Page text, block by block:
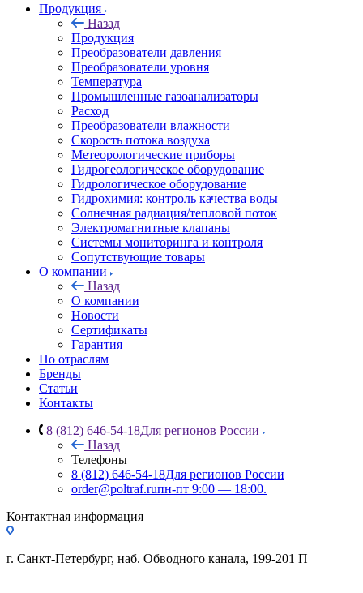
Продукция
Назад
Продукция
Преобразователи давления
Преобразователи уровня
Температура
Промышленные газоанализаторы
Расход
Преобразователи влажности
Скорость потока воздуха
Метеорологические приборы
Гидрогеологическое оборудование
Гидрологическое оборудование
Гидрохимия: контроль качества воды
Солнечная радиация/тепловой поток
Электромагнитные клапаны
Системы мониторинга и контроля
Сопутствующие товары
О компании
Назад
О компании
Новости
Сертификаты
Гарантия
По отраслям
Бренды
Статьи
Контакты
8 (812) 646-54-18Для регионов России
Назад
Телефоны
8 (812) 646-54-18Для регионов России
order@poltraf.ruпн-пт 9:00 — 18:00.
Контактная информация
г. Санкт-Петербург, наб. Обводного канала, 199-201 П